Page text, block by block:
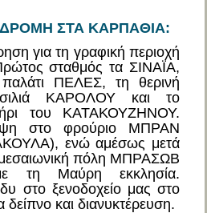
ΣΤΑ ΚΑΡΠΑΘΙΑ:
για τη γραφική περιοχή
σταθμός τα ΣΙΝΑΪΑ,
ΠΕΛΕΣ, τη θερινή
ΚΑΡΟΛΟΥ και το
του ΚΑΤΑΚΟΥΖΗΝΟΥ.
στο φρούριο ΜΠΡΑΝ
ενώ αμέσως μετά
πόλη ΜΠΡΑΣΩΒ
τη Μαύρη εκκλησία.
στο ξενοδοχείο μας στο
και διανυκτέρευση.